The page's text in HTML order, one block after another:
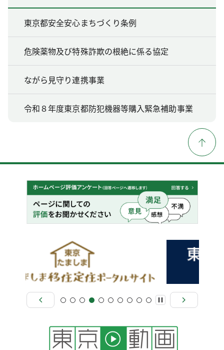
東京都安全安心まちづくり条例
危険薬物及び特殊詐欺の根絶に係る協定
ながら見守り連携事業
令和８年度東京都防犯機器等購入緊急補助事業